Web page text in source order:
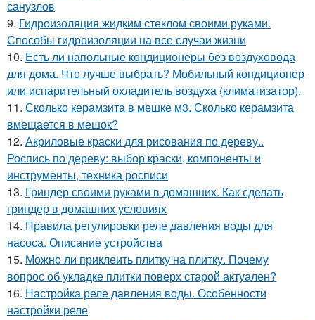
санузлов
9. Гидроизоляция жидким стеклом своими руками.
Способы гидроизоляции на все случаи жизни
10. Есть ли напольные кондиционеры без воздуховода
для дома. Что лучше выбрать? Мобильный кондиционер
или испарительный охладитель воздуха (климатизатор).
11. Сколько керамзита в мешке м3. Сколько керамзита
вмещается в мешок?
12. Акриловые краски для рисования по дереву..
Роспись по дереву: выбор краски, компоненты и
инструменты, техника росписи
13. Гриндер своими руками в домашних. Как сделать
гриндер в домашних условиях
14. Правила регулировки реле давления воды для
насоса. Описание устройства
15. Можно ли приклеить плитку на плитку. Почему
вопрос об укладке плитки поверх старой актуален?
16. Настройка реле давления воды. Особенности
настройки реле